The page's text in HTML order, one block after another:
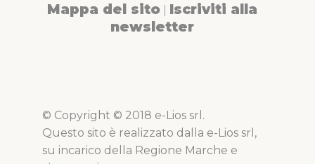
Mappa del sito Iscriviti alla
newsletter
© Copyright © 2018 e-Lios srl.
Questo sito è realizzato dalla e-Lios srl,
su incarico della Regione Marche e